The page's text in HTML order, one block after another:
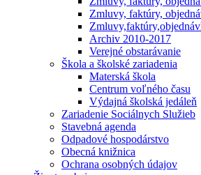
Zmluvy, faktúry,
Archiv 2010-2017
Verejné obstarávanie
Škola a školské zariadenia
Materská škola
Centrum voľného času
Výdajná školská jedáleň
Zariadenie Sociálnych Služieb
Stavebná agenda
Odpadové hospodárstvo
Obecná knižnica
Ochrana osobných údajov